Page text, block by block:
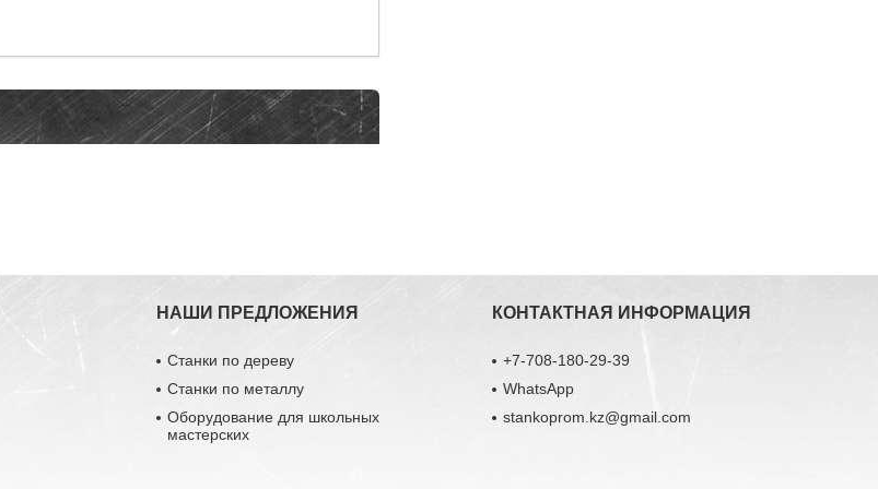
НАШИ ПРЕДЛОЖЕНИЯ
Станки по дереву
Станки по металлу
Оборудование для школьных
мастерских
КОНТАКТНАЯ ИНФОРМАЦИЯ
+7-708-180-29-39
WhatsApp
stankoprom.kz@gmail.com